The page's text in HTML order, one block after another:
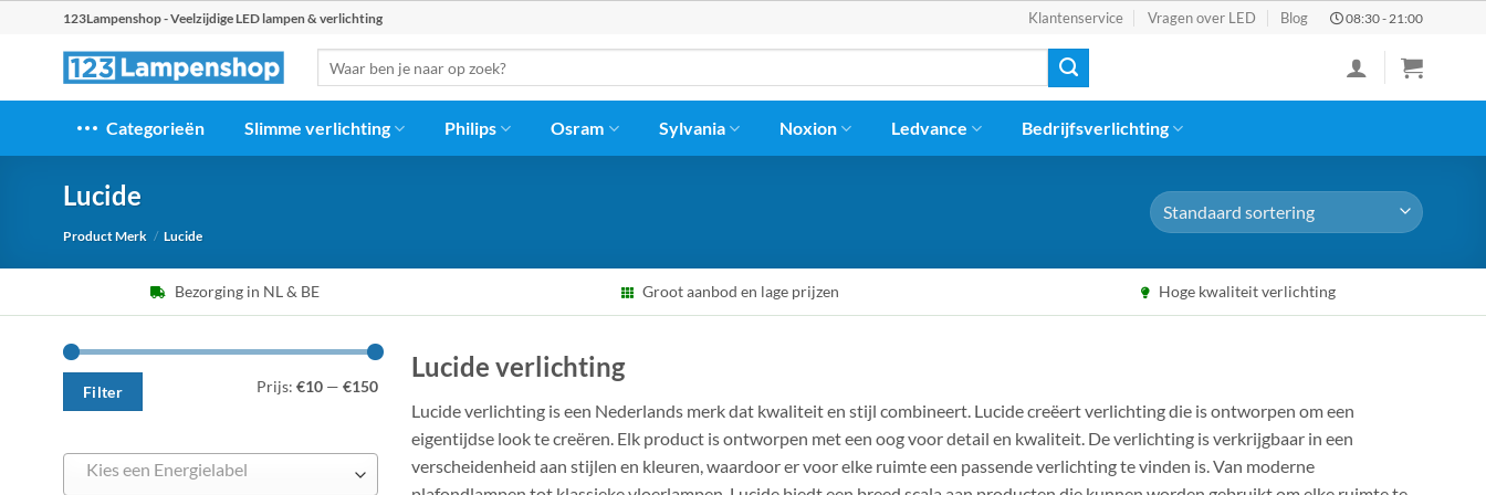
123Lampenshop - Veelzijdige LED lampen & verlichting Klantenservice Vragen over LED Blog 08:30 - 21:00
naar:
Categorieën Slimme verlichting Philips Osram Sylvania Noxion Ledvance Bedrijfsverlichting
Lucide
Product Merk / Lucide
Bezorging in NL & BE Groot aanbod en lage prijzen Hoge kwaliteit verlichting
Min.
prijs
Max.
prijsFilter Prijs: €10 — €150
Kies een Energielabel
Lucide verlichting
Lucide verlichting is een Nederlands merk dat kwaliteit en stijl combineert. Lucide creëert verlichting die is ontworpen om een
eigentijdse look te creëren. Elk product is ontworpen met een oog voor detail en kwaliteit. De verlichting is verkrijgbaar in een
verscheidenheid aan stijlen en kleuren, waardoor er voor elke ruimte een passende verlichting te vinden is. Van moderne